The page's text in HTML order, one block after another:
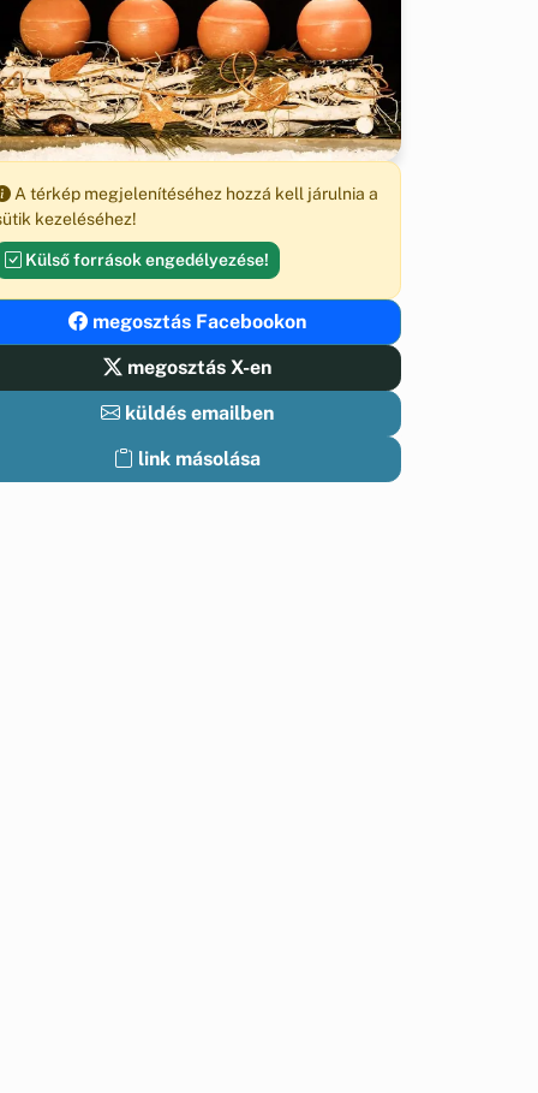
A térkép megjelenítéséhez hozzá kell járulnia a
kezeléséhez!
Külső források engedélyezése!
megosztás Facebookon
megosztás X-en
küldés emailben
link másolása